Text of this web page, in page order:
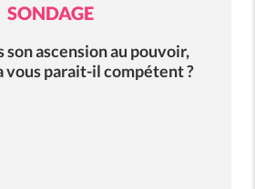
SONDAGE
son ascension au pouvoir,
vous parait-il compétent ?